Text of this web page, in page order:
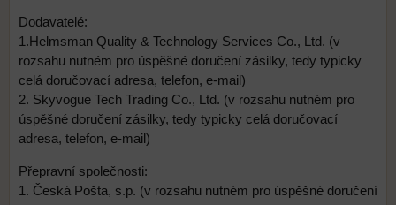
Dodavatelé:
1.Helmsman Quality & Technology Services Co., Ltd. (v
rozsahu nutném pro úspěšné doručení zásilky, tedy typicky
celá doručovací adresa, telefon, e-mail)
2. Skyvogue Tech Trading Co., Ltd. (v rozsahu nutném pro
úspěšné doručení zásilky, tedy typicky celá doručovací
adresa, telefon, e-mail)
Přepravní společnosti:
1. Česká Pošta, s.p. (v rozsahu nutném pro úspěšné doručení